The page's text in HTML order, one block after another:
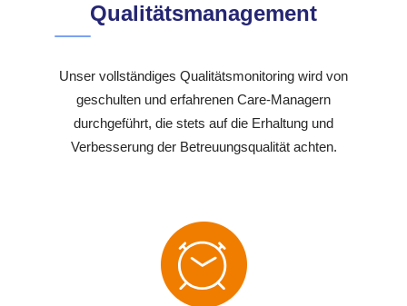
Qualitätsmanagement
Unser vollständiges Qualitätsmonitoring wird von
geschulten und erfahrenen Care-Managern
durchgeführt, die stets auf die Erhaltung und
Verbesserung der Betreuungsqualität achten.